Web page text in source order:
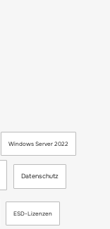
Windows Server 2022
Datenschutz
ESD-Lizenzen